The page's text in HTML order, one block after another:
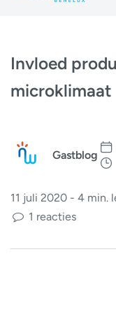
Invloed
microklimaat
Gastblog
11 juli 2020 - 4 min.
1 reacties